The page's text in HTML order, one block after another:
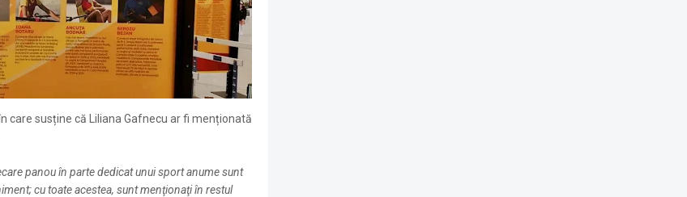
care susține că Liliana Gafnecu ar fi menționată
panou în parte dedicat unui sport anume sunt
cu toate acestea, sunt menţionaţi în restul